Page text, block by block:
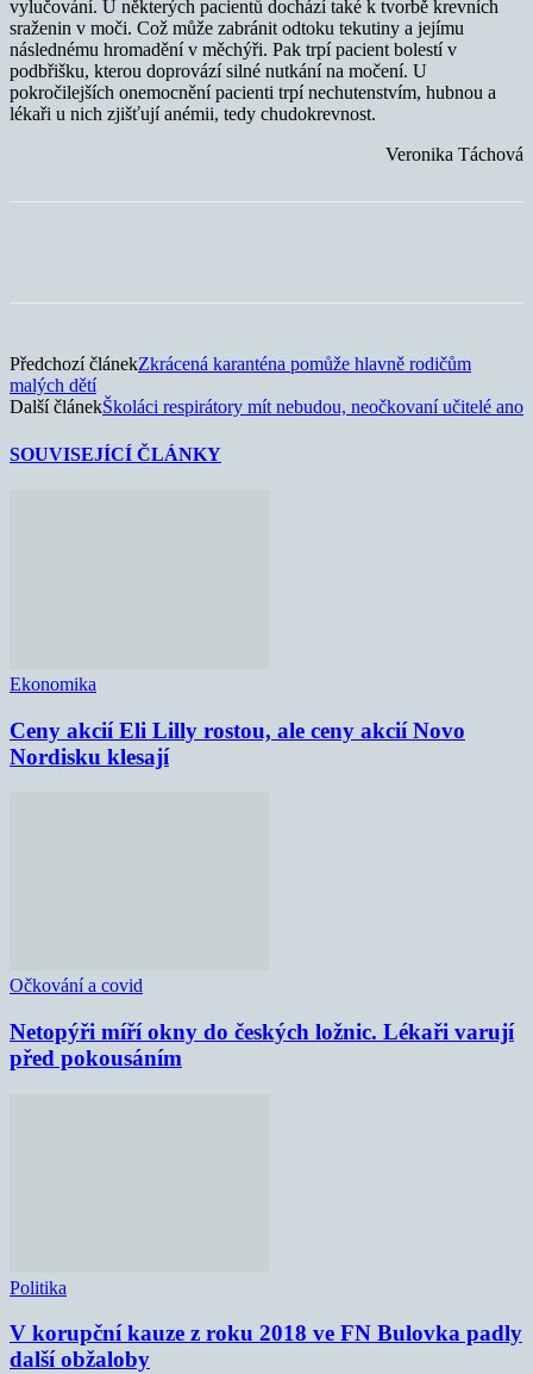
vylučování. U některých pacientů dochází také k tvorbě krevních
sraženin v moči. Což může zabránit odtoku tekutiny a jejímu
následnému hromadění v měchýři. Pak trpí pacient bolestí v
podbřišku, kterou doprovází silné nutkání na močení. U
pokročilejších onemocnění pacienti trpí nechutenstvím, hubnou a
lékaři u nich zjišťují anémii, tedy chudokrevnost.
Veronika Táchová
Předchozí článekZkrácená karanténa pomůže hlavně rodičům
malých dětí
Další článekŠkoláci respirátory mít nebudou, neočkovaní učitelé ano
SOUVISEJÍCÍ ČLÁNKY
Ekonomika
Ceny akcií Eli Lilly rostou, ale ceny akcií Novo
Nordisku klesají
Očkování a covid
Netopýři míří okny do českých ložnic. Lékaři varují
před pokousáním
Politika
V korupční kauze z roku 2018 ve FN Bulovka padly
další obžaloby